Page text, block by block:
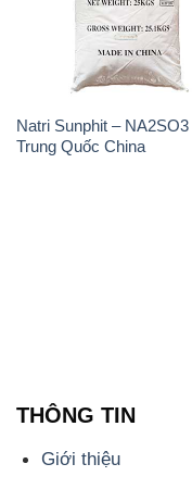
Natri Sunphit – NA2SO3
Trung Quốc China
THÔNG TIN
Giới thiệu